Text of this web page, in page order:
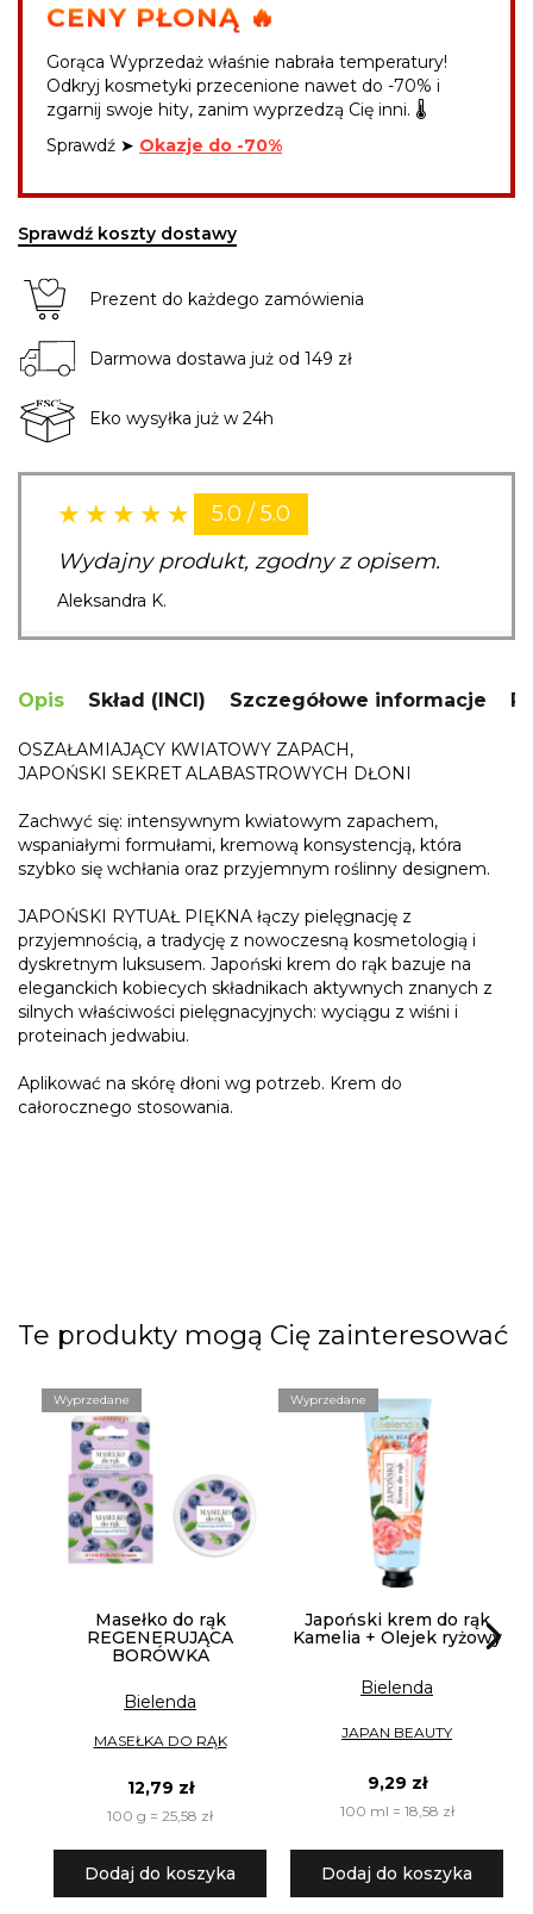
CENY PŁONĄ 🔥
Gorąca Wyprzedaż właśnie nabrała temperatury!
Odkryj kosmetyki przecenione nawet do -70% i
zgarnij swoje hity, zanim wyprzedzą Cię inni. 🌡️
Sprawdź ➤ Okazje do -70%
Sprawdź koszty dostawy
Prezent do każdego zamówienia
Darmowa dostawa już od 149 zł
Eko wysyłka już w 24h
5.0 / 5.0
Wydajny produkt, zgodny z opisem.
Aleksandra K.
Opis Skład (INCI) Szczegółowe informacje
OSZAŁAMIAJĄCY KWIATOWY ZAPACH,
JAPOŃSKI SEKRET ALABASTROWYCH DŁONI
Zachwyć się: intensywnym kwiatowym zapachem,
wspaniałymi formułami, kremową konsystencją, która
szybko się wchłania oraz przyjemnym roślinny designem.
JAPOŃSKI RYTUAŁ PIĘKNA łączy pielęgnację z
przyjemnością, a tradycję z nowoczesną kosmetologią i
dyskretnym luksusem. Japoński krem do rąk bazuje na
eleganckich kobiecych składnikach aktywnych znanych z
silnych właściwości pielęgnacyjnych: wyciągu z wiśni i
proteinach jedwabiu.
Aplikować na skórę dłoni wg potrzeb. Krem do
całorocznego stosowania.
Te produkty mogą Cię zainteresować
Wyprzedane
Masełko do rąk
REGENERUJĄCA
BORÓWKA
Bielenda
MASEŁKA DO RĄK
12,79 zł
100 g = 25,58 zł
Dodaj do koszyka
Wyprzedane
Japoński krem do rąk
Kamelia + Olejek ryżowy
Bielenda
JAPAN BEAUTY
9,29 zł
100 ml = 18,58 zł
Dodaj do koszyka